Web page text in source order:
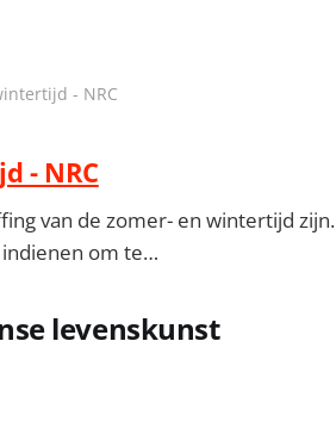
- NRC
- NRC
van de zomer- en wintertijd zijn.
om te…
levenskunst